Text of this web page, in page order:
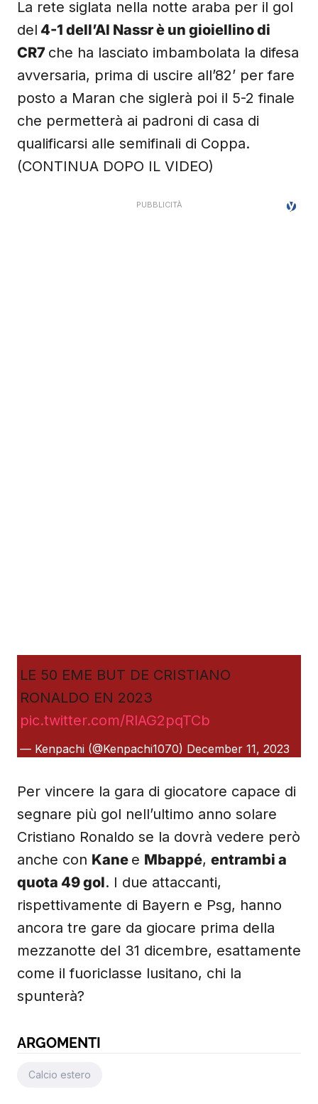
La rete siglata nella notte araba per il gol
del 4-1 dell’Al Nassr è un gioiellino di
CR7 che ha lasciato imbambolata la difesa
avversaria, prima di uscire all’82’ per fare
posto a Maran che siglerà poi il 5-2 finale
che permetterà ai padroni di casa di
qualificarsi alle semifinali di Coppa.
(CONTINUA DOPO IL VIDEO)
LE 50 EME BUT DE CRISTIANO
RONALDO EN 2023
pic.twitter.com/RlAG2pqTCb
— Kenpachi (@Kenpachi1070) December 11, 2023
Per vincere la gara di giocatore capace di
segnare più gol nell’ultimo anno solare
Cristiano Ronaldo se la dovrà vedere però
anche con Kane e Mbappé, entrambi a
quota 49 gol. I due attaccanti,
rispettivamente di Bayern e Psg, hanno
ancora tre gare da giocare prima della
mezzanotte del 31 dicembre, esattamente
come il fuoriclasse lusitano, chi la
spunterà?
ARGOMENTI
Calcio estero